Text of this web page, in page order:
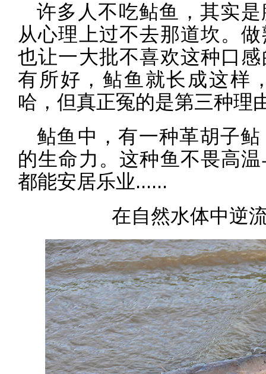
许多人不吃鲇鱼，其实
从心理上过不去那道坎。
也让一大批不喜欢这种口
有所好，鲇鱼就长成这样
哈，但真正冤的是第三种理
鲇鱼中，有一种革胡子
的生命力。这种鱼不畏高
都能安居乐业......
在自然水体中逆